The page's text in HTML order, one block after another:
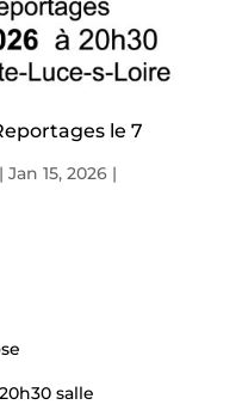
le 7
Jan 15, 2026|
salle